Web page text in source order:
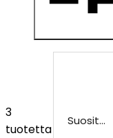
3
tuotetta
Suositeltu